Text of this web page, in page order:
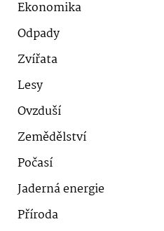
Ekonomika
Odpady
Zvířata
Lesy
Ovzduší
Zemědělství
Počasí
Jaderná energie
Příroda